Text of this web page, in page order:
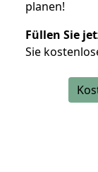
planen!
Füllen Sie
Sie